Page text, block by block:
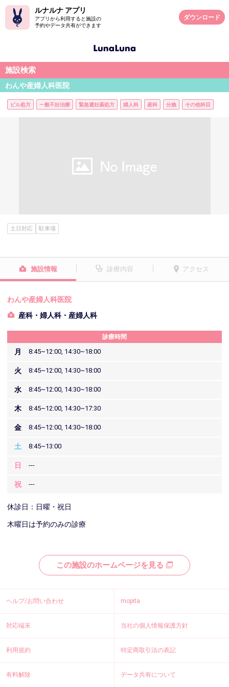
ルナルナ アプリ
アプリから利用すると施設の
予約やデータ共有ができます
ダウンロード
施設検索
わんや産婦人科医院
ピル処方 一般不妊治療 緊急避妊薬処方 婦人科 産科 分娩 その他科目
土日対応 駐車場
施設情報 診療内容 アクセス
わんや産婦人科医院
産科・婦人科・産婦人科
診療時間
月 8:45~12:00, 14:30~18:00
火 8:45~12:00, 14:30~18:00
水 8:45~12:00, 14:30~18:00
木 8:45~12:00, 14:30~17:30
金 8:45~12:00, 14:30~18:00
土 8:45~13:00
日 ---
祝 ---
休診日：日曜・祝日
木曜日は予約のみの診療
この施設のホームページを見る
ヘルプ/お問い合わせ mopita
対応端末 当社の個人情報保護方針
利用規約 特定商取引法の表記
有料解除 データ共有について